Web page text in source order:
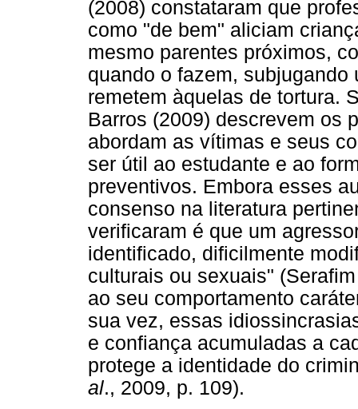
(2008) constataram que
como "de bem" aliciam
mesmo parentes próximos,
quando o fazem,
remetem àquelas de tortura.
Barros (2009) descrevem os
abordam as vítimas e seus
ser útil ao estudante e ao
preventivos. Embora esses
consenso na literatura
verificaram é que um
identificado, dificilmente
culturais ou sexuais"
ao seu comportamento
sua vez, essas
e confiança acumuladas a
protege a identidade do
al., 2009, p. 109).